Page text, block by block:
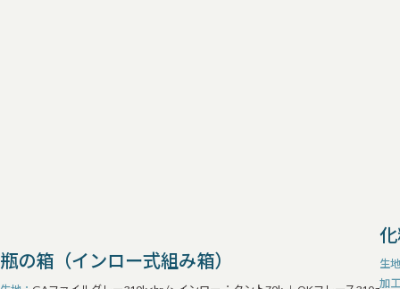
瓶の箱（インロー式組み箱）
生地
加工